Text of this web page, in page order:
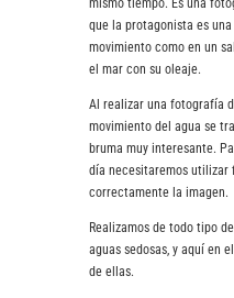
mismo tiempo. Es una
que la protagonista es una
movimiento como en un
el mar con su oleaje.
Al realizar una fotografía
movimiento del agua se
bruma muy interesante.
día necesitaremos utilizar
correctamente la imagen.
Realizamos de todo tipo
aguas sedosas, y aquí en
de ellas.